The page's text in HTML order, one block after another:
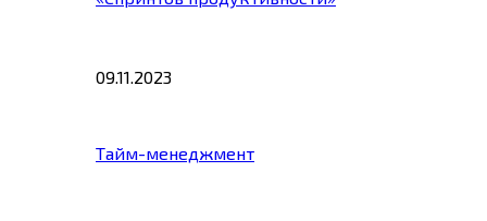
09.11.2023
Тайм-менеджмент